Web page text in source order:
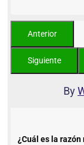
By
¿Cuál es la